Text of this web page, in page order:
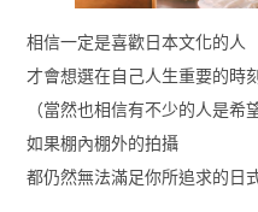
相信一定是喜歡日本文化的人
才會想選在自己人生重要的時
（當然也相信有不少的人是希
如果棚內棚外的拍攝
都仍然無法滿足你所追求的日